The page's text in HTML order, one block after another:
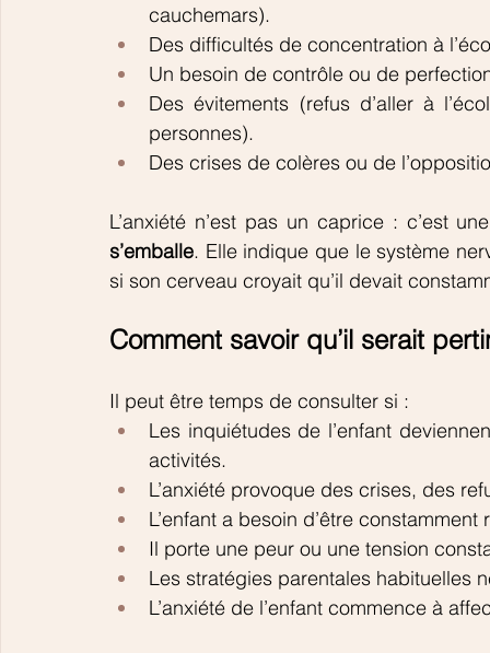
cauchemars).
Des difficultés de concentration à
Un besoin de contrôle ou de
Des évitements (refus d’aller à
personnes).
Des crises de colères ou de
L’anxiété n’est pas un caprice : c’est
s’emballe. Elle indique que le système
si son cerveau croyait qu’il devait
Comment savoir qu’il serait
Il peut être temps de consulter si :
Les inquiétudes de l’enfant
activités.
L’anxiété provoque des crises, des
L’enfant a besoin d’être constamment
Il porte une peur ou une tension
Les stratégies parentales habituelles
L’anxiété de l’enfant commence à